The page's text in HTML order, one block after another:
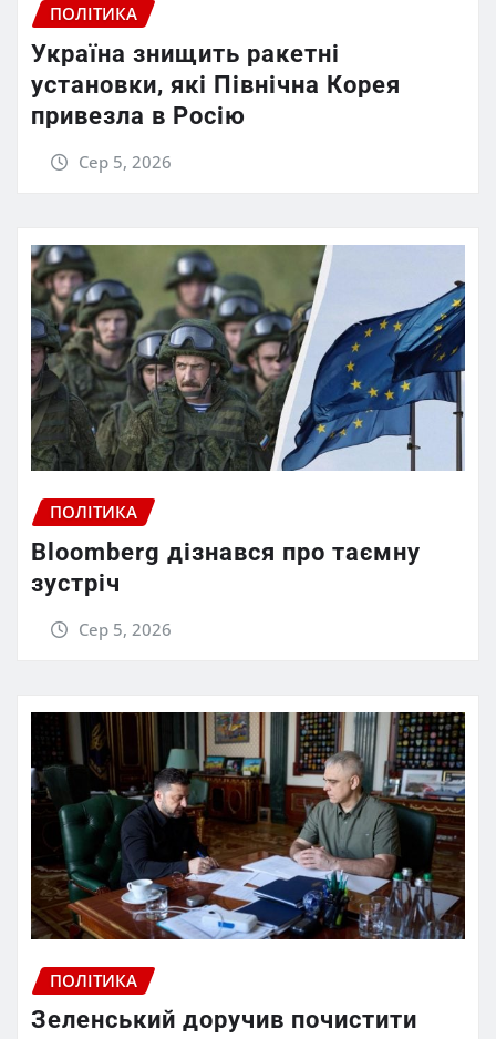
ПОЛІТИКА
Україна знищить ракетні
установки, які Північна Корея
привезла в Росію
Сер 5, 2026
ПОЛІТИКА
Bloomberg дізнався про таємну
зустріч
Сер 5, 2026
ПОЛІТИКА
Зеленський доручив почистити